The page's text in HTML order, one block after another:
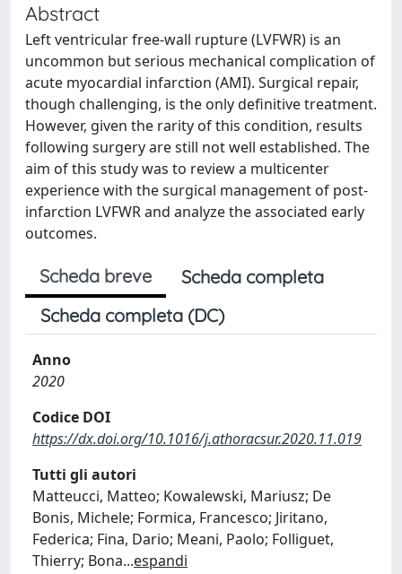
Abstract
Left ventricular free-wall rupture (LVFWR) is an
uncommon but serious mechanical complication of
acute myocardial infarction (AMI). Surgical repair,
though challenging, is the only definitive treatment.
However, given the rarity of this condition, results
following surgery are still not well established. The
aim of this study was to review a multicenter
experience with the surgical management of post-
infarction LVFWR and analyze the associated early
outcomes.
Scheda breve
Scheda completa
Scheda completa (DC)
Anno
2020
Codice DOI
https://dx.doi.org/10.1016/j.athoracsur.2020.11.019
Tutti gli autori
Matteucci, Matteo; Kowalewski, Mariusz; De
Bonis, Michele; Formica, Francesco; Jiritano,
Federica; Fina, Dario; Meani, Paolo; Folliguet,
Thierry; Bona...espandi